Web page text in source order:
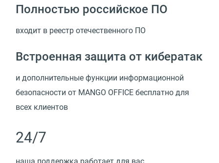
Полностью российское ПО
входит в реестр отечественного ПО
Встроенная защита от кибератак
и дополнительные функции информационной
безопасности от MANGO OFFICE бесплатно для
всех клиентов
24/7